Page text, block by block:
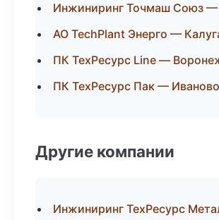
Инжиниринг Точмаш Союз —
АО TechPlant Энерго —
ПК ТехРесурс Line —
ПК ТехРесурс Пак — Иваново
Другие компании
Инжиниринг ТехРесурс